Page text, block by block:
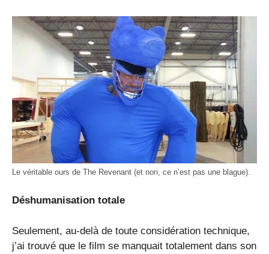
Le véritable ours de The Revenant (et non, ce n’est pas une blague).
Déshumanisation totale
Seulement, au-delà de toute considération technique,
j’ai trouvé que le film se manquait totalement dans son